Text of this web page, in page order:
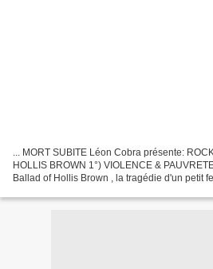
... MORT SUBITE Léon Cobra présente:
HOLLIS BROWN 1°) VIOLENCE &
Ballad of Hollis Brown , la tragédie d'un petit